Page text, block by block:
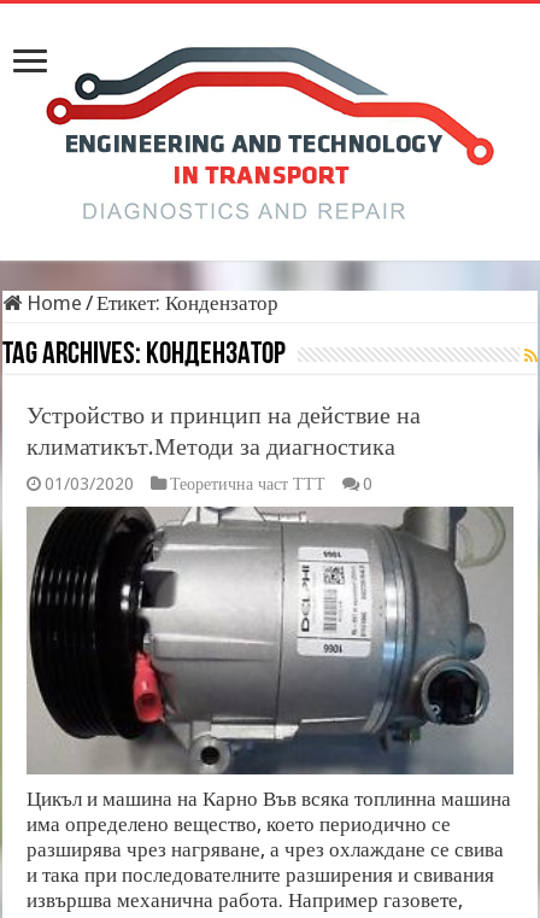
Home /Етикет:Кондензатор
Tag Archives: Кондензатор
Устройство и принцип на действие на
климатикът.Методи за диагностика
01/03/2020 Теоретична част ТТТ 0
Цикъл и машина на Карно Във всяка топлинна машина
има определено вещество, което периодично се
разширява чрез нагряване, а чрез охлаждане се свива
и така при последователните разширения и свивания
извършва механична работа. Например газовете,